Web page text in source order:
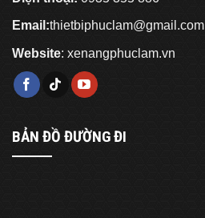
Email:thietbiphuclam@gmail.com
Website: xenangphuclam.vn
BẢN ĐỒ ĐƯỜNG ĐI